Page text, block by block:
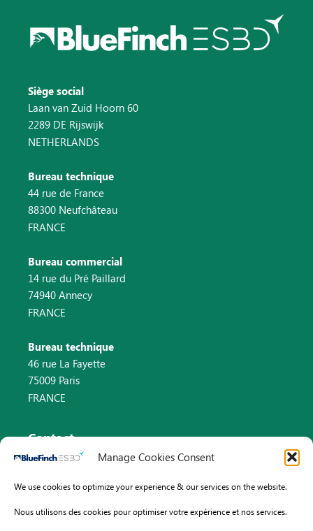
Manage Cookies Consent
We use cookies to optimize your experience & our services on the website.
Nous utilisons des cookies pour optimiser votre expérience et nos services.
Siège social
Laan van Zuid Hoorn 60
2289 DE Rijswijk
NETHERLANDS
Bureau technique
44 rue de France
88300 Neufchâteau
FRANCE
Bureau commercial
14 rue du Pré Paillard
74940 Annecy
FRANCE
Bureau technique
46 rue La Fayette
75009 Paris
FRANCE
Contact
Email : info@bluefinch-esbd.com
Pays-Bas : +31 (0)8 82 58 33 46
France : +33 (0)9 70 75 61 13